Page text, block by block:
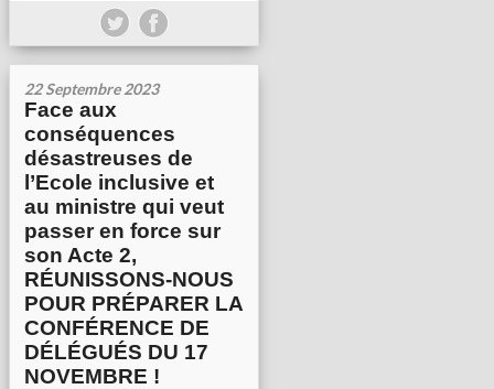
22 Septembre 2023
Face aux
conséquences
désastreuses de
l’Ecole inclusive et
au ministre qui veut
passer en force sur
son Acte 2,
RÉUNISSONS-NOUS
POUR PRÉPARER LA
CONFÉRENCE DE
DÉLÉGUÉS DU 17
NOVEMBRE !